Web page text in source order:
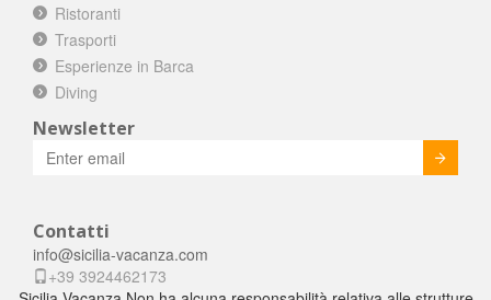
Ristoranti
Trasporti
Esperienze in Barca
Diving
Newsletter
Contatti
info@sicilia-vacanza.com
+39 3924462173